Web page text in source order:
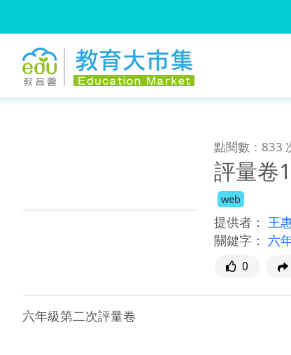
點閱數：833
評量卷
web
提供者： 王
關鍵字： 六
0
六年級第二次評量卷